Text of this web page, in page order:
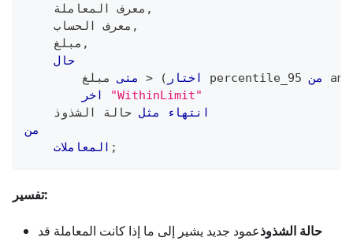
    معرف المعاملة
,
    معرف الحساب
,
    مبلغ
,
حال
متى
> ( اختار percentile_95 من
اخر
"WithinLimit"
انتهاء
مثل حالة الشذوذ
من
المعاملات ;
تفسير:
حالة الشذوذعمود جديد يشير إلى ما إذا كانت المعاملة قد